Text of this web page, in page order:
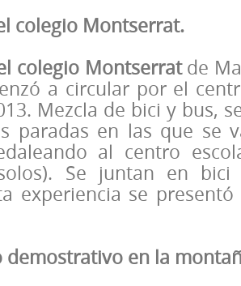
colegio Montserrat.
colegio Montserratde
a circular por el
Mezcla de bici y bus,
paradas en las que se
al centro
Se juntan en bici
experiencia se presentó
demostrativo en la